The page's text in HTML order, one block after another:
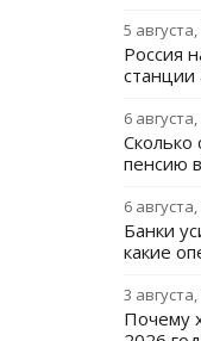
5 августа,
Россия
станции
6
Сколько
пенсию
6
Банки
какие
3 августа,
Почему